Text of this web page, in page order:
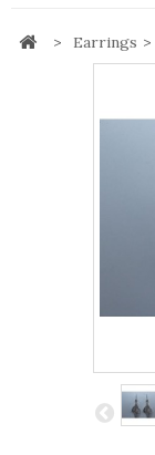
> Earrings >